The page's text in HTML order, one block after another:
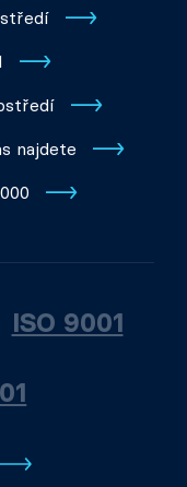
najdete
ISO 9001